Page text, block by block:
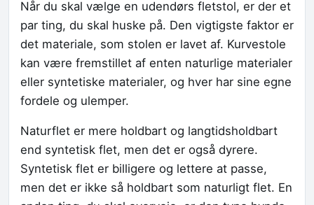
Når du skal vælge en udendørs fletstol, er der et
par ting, du skal huske på. Den vigtigste faktor er
det materiale, som stolen er lavet af. Kurvestole
kan være fremstillet af enten naturlige materialer
eller syntetiske materialer, og hver har sine egne
fordele og ulemper.
Naturflet er mere holdbart og langtidsholdbart
end syntetisk flet, men det er også dyrere.
Syntetisk flet er billigere og lettere at passe,
men det er ikke så holdbart som naturligt flet. En